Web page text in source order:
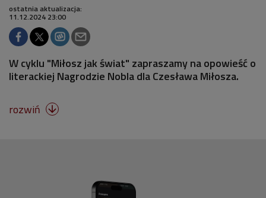
ostatnia aktualizacja:
11.12.2024 23:00
W cyklu "Miłosz jak świat" zapraszamy na opowieść o
literackiej Nagrodzie Nobla dla Czesława Miłosza.
rozwiń 